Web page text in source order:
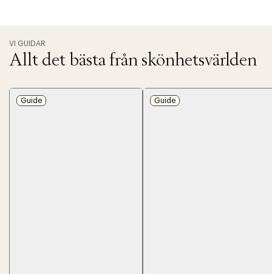
VI GUIDAR
Allt det bästa från skönhetsvärlden
Guide Guide